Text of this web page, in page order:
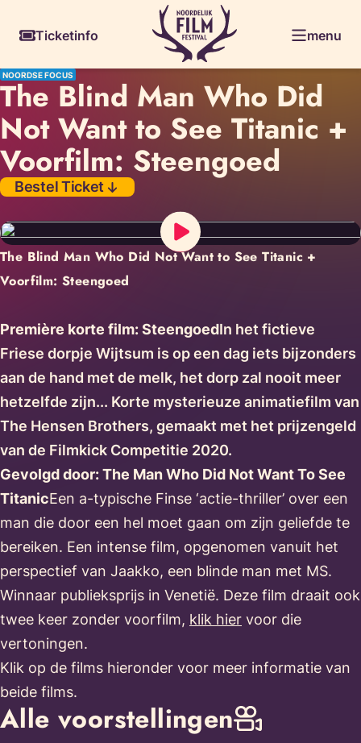
Ticketinfo
menu
NOORDSE FOCUS
The Blind Man Who Did
Not Want to See Titanic +
Voorfilm: Steengoed
Bestel Ticket
The Blind Man Who Did Not Want to See Titanic +
Voorfilm: Steengoed
Première korte film: SteengoedIn het fictieve
Friese dorpje Wijtsum is op een dag iets bijzonders
aan de hand met de melk, het dorp zal nooit meer
hetzelfde zijn... Korte mysterieuze animatiefilm van
The Hensen Brothers, gemaakt met het prijzengeld
van de Filmkick Competitie 2020.
Gevolgd door: The Man Who Did Not Want To See
TitanicEen a-typische Finse ‘actie-thriller’ over een
man die door een hel moet gaan om zijn geliefde te
bereiken. Een intense film, opgenomen vanuit het
perspectief van Jaakko, een blinde man met MS.
Winnaar publieksprijs in Venetië. Deze film draait ook
twee keer zonder voorfilm, klik hier voor die
vertoningen.
Klik op de films hieronder voor meer informatie van
beide films.
Alle voorstellingen